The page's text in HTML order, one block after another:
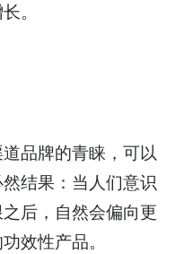
。
品牌的青睐，可以
结果：当人们意识
后，自然会偏向更
效性产品。